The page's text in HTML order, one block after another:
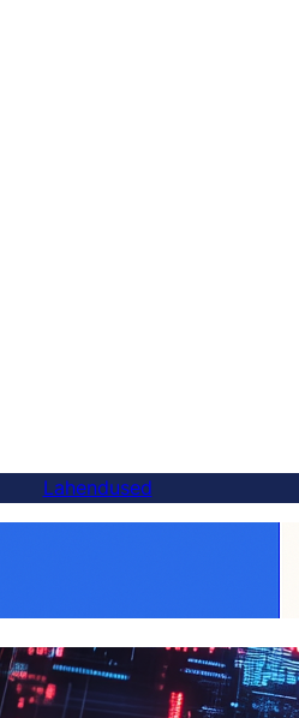
Lahendused
Vaevatu veebilehe tõlkimine klientidele